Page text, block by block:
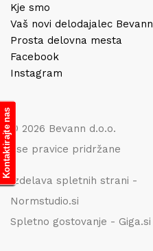
Kje smo
Vaš novi delodajalec Bevann
Prosta delovna mesta
Facebook
Instagram
© 2026 Bevann d.o.o.
Vse pravice pridržane
Izdelava spletnih strani -
Normstudio.si
Spletno gostovanje - Giga.si
Kontaktirajte nas